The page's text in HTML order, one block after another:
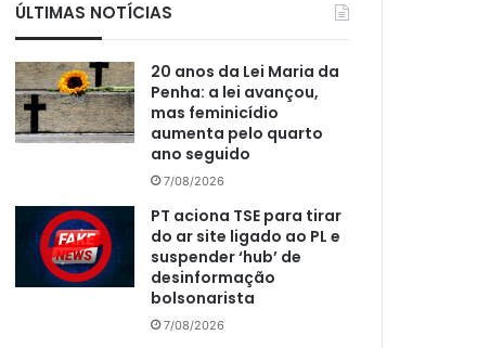
ÚLTIMAS NOTÍCIAS
20 anos da Lei Maria da
Penha: a lei avançou,
mas feminicídio
aumenta pelo quarto
ano seguido
7/08/2026
PT aciona TSE para tirar
do ar site ligado ao PL e
suspender ‘hub’ de
desinformação
bolsonarista
7/08/2026